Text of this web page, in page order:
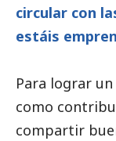
circular con
estáis
Para lograr
como
compartir